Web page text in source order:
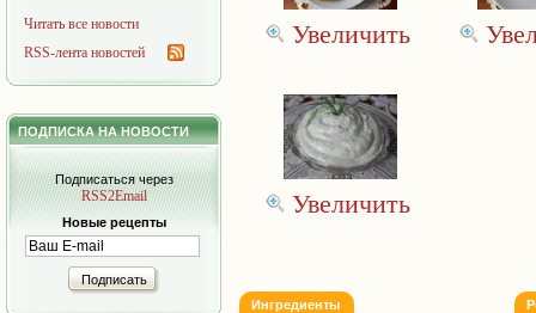
Читать все новости
RSS-лента новостей
ПОДПИСКА НА НОВОСТИ
Подписаться через
RSS2Email
Новые рецепты
Подписать
Увеличить
Увеличить
Ингредиенты